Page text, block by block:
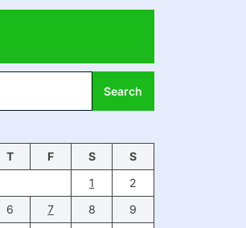
Search
T F S
S
1
2
6 7 8
9